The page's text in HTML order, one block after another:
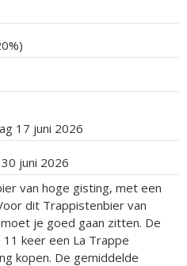
17 juni 2026
juni 2026
van hoge gisting, met een
dit Trappistenbier van
je goed gaan zitten. De
keer een La Trappe
kopen. De gemiddelde